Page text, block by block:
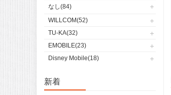
なし(84)
WILLCOM(52)
TU-KA(32)
EMOBILE(23)
Disney Mobile(18)
新着